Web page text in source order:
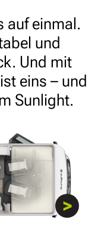
auf einmal.
und
Und mit
eins – und
Sunlight.
>